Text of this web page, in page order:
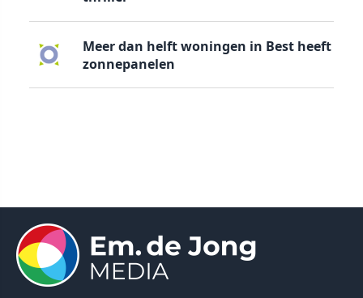
Meer dan helft woningen in Best heeft
zonnepanelen